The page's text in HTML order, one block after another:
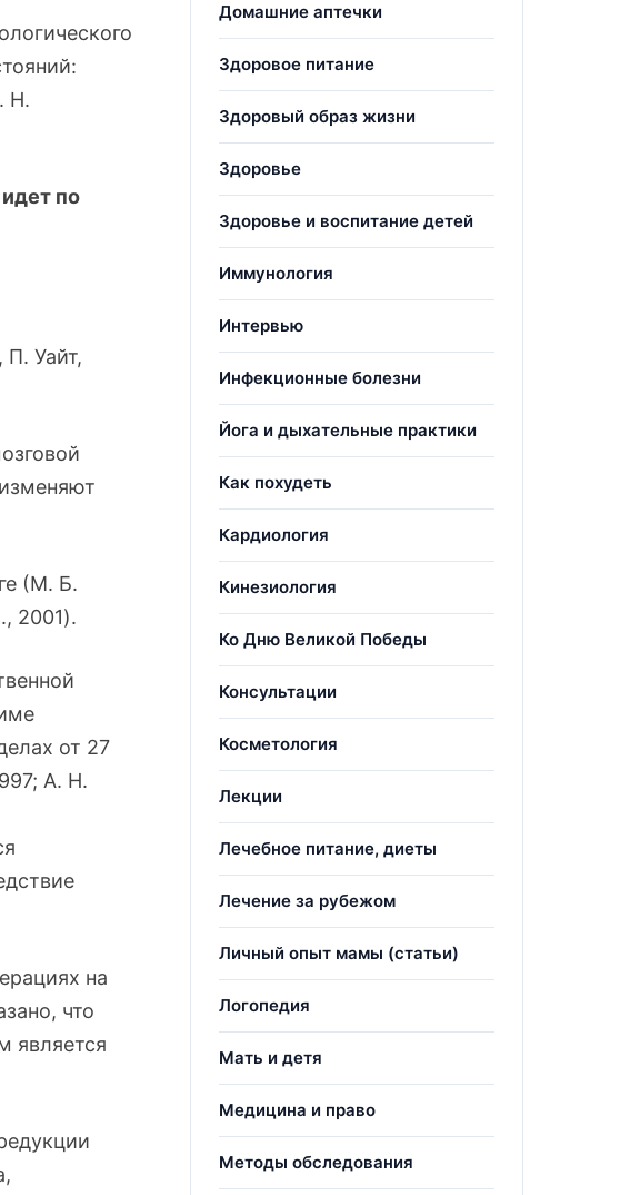
Н.
по
П. Уайт,
(М. Б.
2001).
от 27
А. Н.
на
что
является
Домашние аптечки
Здоровое питание
Здоровый образ жизни
Здоровье
Здоровье и воспитание детей
Иммунология
Интервью
Инфекционные болезни
Йога и дыхательные практики
Как похудеть
Кардиология
Кинезиология
Ко Дню Великой Победы
Консультации
Косметология
Лекции
Лечебное питание, диеты
Лечение за рубежом
Личный опыт мамы (статьи)
Логопедия
Мать и детя
Медицина и право
Методы обследования